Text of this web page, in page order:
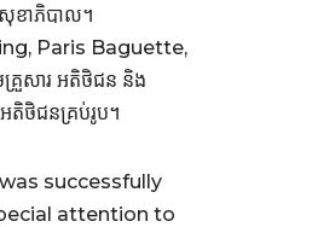
សុខាភិបាល។
Paris Baguette,
គ្រួសារ អតិថិជន និង
អតិថិជនគ្រប់រូប។
successfully
attention to